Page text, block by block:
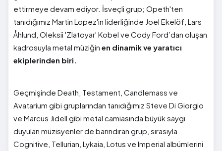
ettirmeye devam ediyor. İsveçli grup; Opeth'ten
tanıdığımız Martin Lopez'in liderliğinde Joel Ekelöf, Lars
Åhlund, Oleksii 'Zlatoyar' Kobel ve Cody Ford’dan oluşan
kadrosuyla metal müziğin en dinamik ve yaratıcı
ekiplerinden biri.
Geçmişinde Death, Testament, Candlemass ve
Avatarium gibi gruplarından tanıdığımız Steve Di Giorgio
ve Marcus Jidell gibi metal camiasında büyük saygı
duyulan müzisyenler de barındıran grup, sırasıyla
Cognitive, Tellurian, Lykaia, Lotus ve Imperial albümlerini